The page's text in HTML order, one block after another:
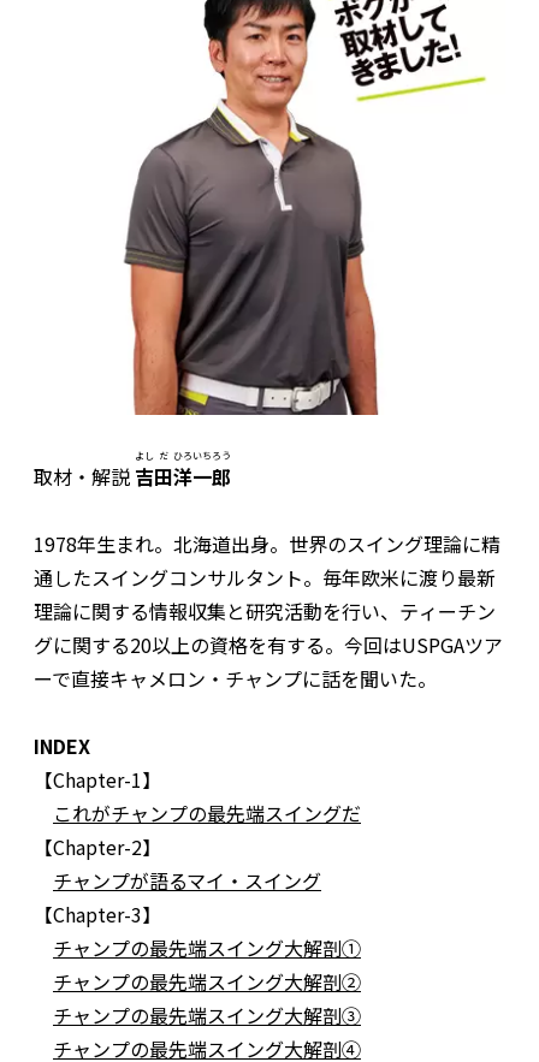
取材・解説 吉
よし
田
だ
洋
ひろ
一
いち
郎
ろう
1978年生まれ。北海道出身。世界のスイング理論に精
通したスイングコンサルタント。毎年欧米に渡り最新
理論に関する情報収集と研究活動を行い、ティーチン
グに関する20以上の資格を有する。今回はUSPGAツア
ーで直接キャメロン・チャンプに話を聞いた。
INDEX
【Chapter-1】
これがチャンプの最先端スイングだ
【Chapter-2】
チャンプが語るマイ・スイング
【Chapter-3】
チャンプの最先端スイング大解剖①
チャンプの最先端スイング大解剖②
チャンプの最先端スイング大解剖③
チャンプの最先端スイング大解剖④